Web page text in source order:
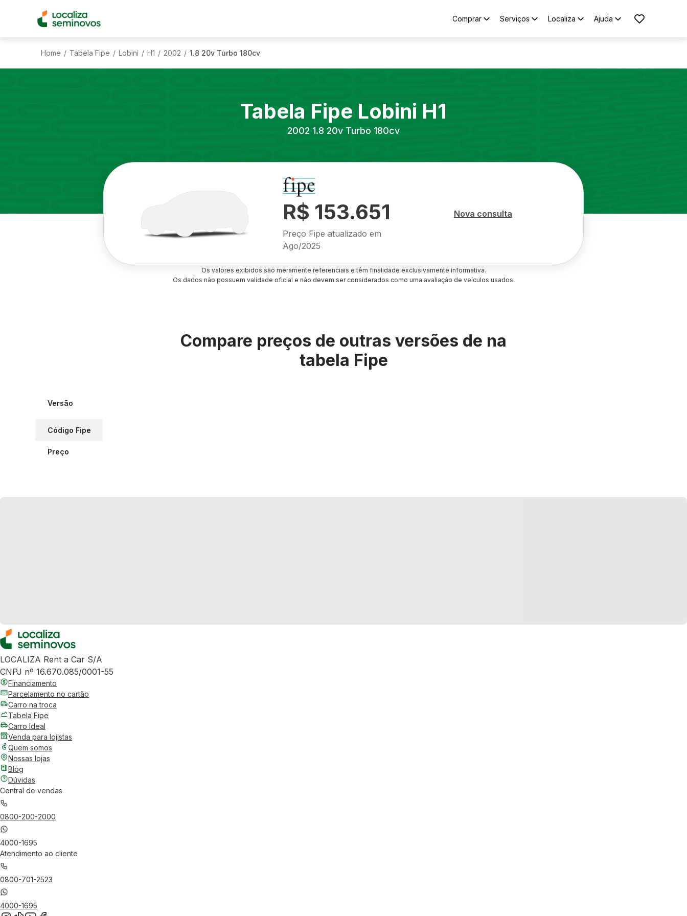
Comprar Serviços Localiza Ajuda
Home / Tabela Fipe / Lobini / H1 / 2002 / 1.8 20v Turbo 180cv
Tabela Fipe Lobini H1
2002 1.8 20v Turbo 180cv
R$ 153.651
Preço Fipe atualizado em
Ago/2025
Nova consulta
Os valores exibidos são meramente referenciais e têm finalidade exclusivamente informativa.
Os dados não possuem validade oficial e não devem ser considerados como uma avaliação de veículos usados.
Compare preços de outras versões de na
tabela Fipe
Versão
Código Fipe
Preço
LOCALIZA Rent a Car S/A
CNPJ nº 16.670.085/0001-55
Financiamento
Parcelamento no cartão
Carro na troca
Tabela Fipe
Carro Ideal
Venda para lojistas
Quem somos
Nossas lojas
Blog
Dúvidas
Central de vendas
0800-200-2000
4000-1695
Atendimento ao cliente
0800-701-2523
4000-1695